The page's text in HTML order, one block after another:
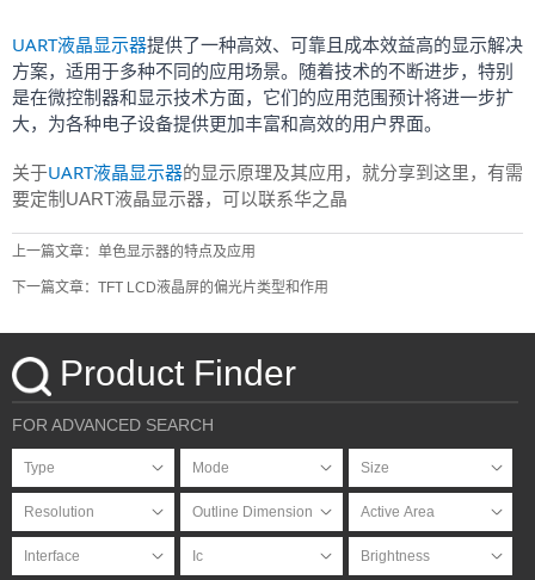
UART液晶显示器提供了一种高效、可靠且成本效益高的显示解决
方案，适用于多种不同的应用场景。随着技术的不断进步，特别
是在微控制器和显示技术方面，它们的应用范围预计将进一步扩
大，为各种电子设备提供更加丰富和高效的用户界面。
关于UART液晶显示器的显示原理及其应用 ，就分享到这里，有需
要定制UART液晶显示器，可以联系华之晶
上一篇文章：单色显示器的特点及应用
下一篇文章：TFT LCD液晶屏的偏光片类型和作用
Product Finder
FOR ADVANCED SEARCH